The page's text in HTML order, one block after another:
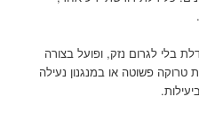
בלי לגרום נזק, ופועל בצורה
פשוטה או במנגנון נעילה